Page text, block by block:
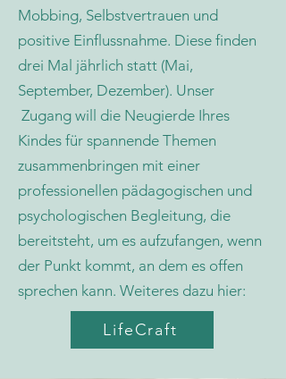
Mobbing, Selbstvertrauen und
positive Einflussnahme. Diese finden
drei Mal jährlich statt (Mai,
September, Dezember). Unser
Zugang will die Neugierde Ihres
Kindes für spannende Themen
zusammenbringen mit einer
professionellen pädagogischen und
psychologischen Begleitung, die
bereitsteht, um es aufzufangen, wenn
der Punkt kommt, an dem es offen
sprechen kann. Weiteres dazu hier:
LifeCraft